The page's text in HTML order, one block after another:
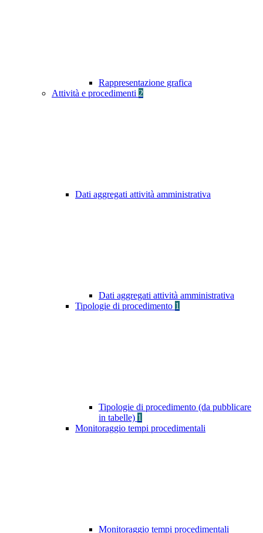
Rappresentazione grafica
Attività e procedimenti 2
Dati aggregati attività amministrativa
Dati aggregati attività amministrativa
Tipologie di procedimento 1
Tipologie di procedimento (da pubblicare
in tabelle) 1
Monitoraggio tempi procedimentali
Monitoraggio tempi procedimentali